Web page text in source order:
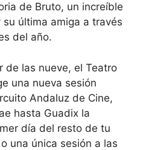
de Bruto, un increíble
última amiga a través
del año.
de las nueve, el Teatro
una nueva sesión
Andaluz de Cine,
hasta Guadix la
día del resto de tu
una única sesión a las